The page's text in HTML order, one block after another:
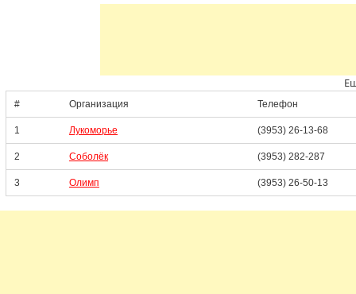
# Организация Телефон
1 Лукоморье (3953) 26-13-68
2 Соболёк (3953) 282-287
3 Олимп (3953) 26-50-13